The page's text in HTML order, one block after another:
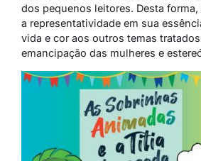
dos pequenos leitores. Desta forma,
a representatividade em sua
vida e cor aos outros temas
emancipação das mulheres e